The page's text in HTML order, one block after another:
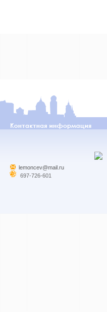
lemoncev@mail.ru
697-726-601